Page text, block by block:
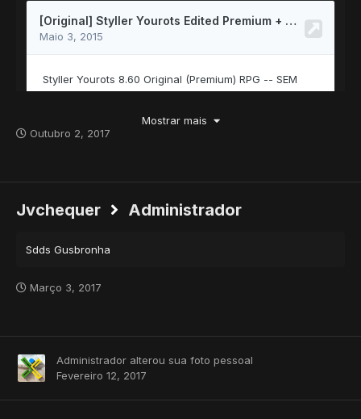
Porém para dezipar do winrar precisa da senha, tentei
xtibia.com e não deu, saberia me informar qual é?
Mostrar mais
Outubro 2, 2017
Jvchequer Administrador
Sdds Gusbronha
Março 3, 2017
Administrador alterou sua foto pessoal
Fevereiro 12, 2017